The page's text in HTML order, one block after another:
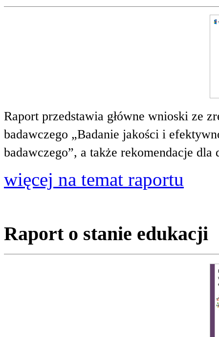
Raport przedstawia główne wnioski ze
badawczego „Badanie jakości i
badawczego”, a także rekomendacje
więcej na temat raportu
Raport o stanie edukacji